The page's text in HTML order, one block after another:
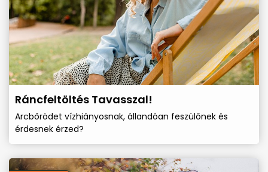
Ráncfeltöltés Tavasszal!
Arcbőrödet vízhiányosnak, állandóan feszülőnek és
érdesnek érzed?